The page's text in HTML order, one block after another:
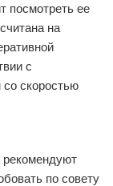
посмотреть ее
на
с
со скоростью
рекомендуют
по совету